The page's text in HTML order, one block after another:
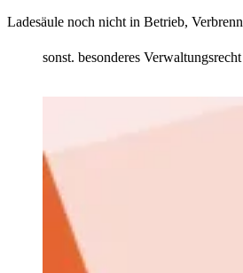
Ladesäule noch nicht in Betrieb,
sonst. besonderes Verwaltungsrecht